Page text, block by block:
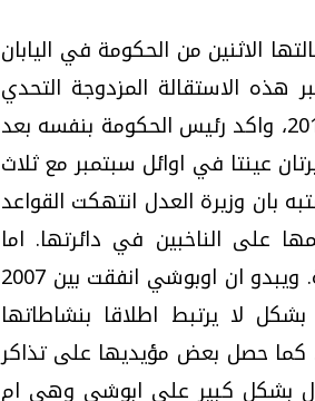
الاثنين من الحكومة في اليابان
هذه الاستقالة المزدوجة التحدي
الاسوا لحكومة شينزو ابي منذ توليها السلطة في اواخر 2012، واكد رئيس الحكومة بنفسه بعد
عينتا في اوائل سبتمبر مع ثلاث
التعديل الوزاري الاول لابي منذ 2012. ويشتبه بان وزيرة العدل انتهكت القواعد
على الناخبين في دائرتها. اما
اوبوشي فوجهت اليها اتهامات بسوء استخدام اموال عامة. ويبدو ان اوبوشي انفقت بين 2007
ين (قرابة 74 الف دولار) بشكل لا يرتبط اطلاقا بنشاطاتها
كما حصل بعض مؤيديها على تذاكر
ين. وكان ابي يعول بشكل كبير على ابوشي وهي ام
دليلك للتنسيق الجامعي .. تساؤلات
وإجابات
السبت، 01 اغسطس 2026 10:25 ص